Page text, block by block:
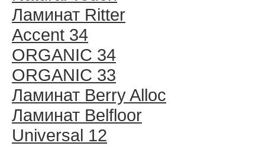
Ламинат Ritter
Accent 34
ORGANIC 34
ORGANIC 33
Ламинат Berry Alloc
Ламинат Belfloor
Universal 12